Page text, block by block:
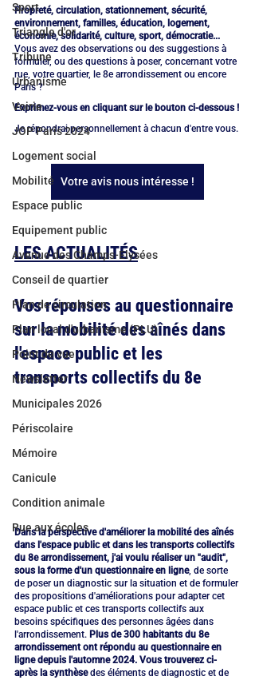
Sport
Triangle d'or
Tribune
Urbanisme
Voirie
JOP Paris 2024
Logement social
Mobilité
Espace public
Equipement public
Avenue des Champs-Elysées
Conseil de quartier
Plan de circulation
Plan local d'urbanisme (PLU)
Point de vue
Newsletter
Municipales 2026
Périscolaire
Mémoire
Canicule
Condition animale
Rue aux écoles
Propreté, circulation, stationnement, sécurité,
environnement, familles, éducation, logement,
économie, solidarité, culture, sport, démocratie...
Vous avez des observations ou des suggestions à
formuler, ou des questions à poser, concernant votre
rue, votre quartier, le 8e arrondissement ou encore
Paris ?
Exprimez-vous en cliquant sur le bouton ci-dessous !
Je répondrai personnellement à chacun d'entre vous.
Votre avis nous intéresse !
LES ACTUALITÉS
Vos réponses au questionnaire
sur la mobilité des aînés dans
l'espace public et les
transports collectifs du 8e
Dans la perspective d'améliorer la mobilité des aînés
dans l'espace public et dans les transports collectifs
du 8e arrondissement, j'ai voulu réaliser un "audit",
sous la forme d'un questionnaire en ligne, de sorte
de poser un diagnostic sur la situation et de formuler
des propositions d'améliorations pour adapter cet
espace public et ces transports collectifs aux
besoins spécifiques des personnes âgées dans
l'arrondissement. Plus de 300 habitants du 8e
arrondissement ont répondu au questionnaire en
ligne depuis l'automne 2024. Vous trouverez ci-
après la synthèse des éléments de diagnostic et de